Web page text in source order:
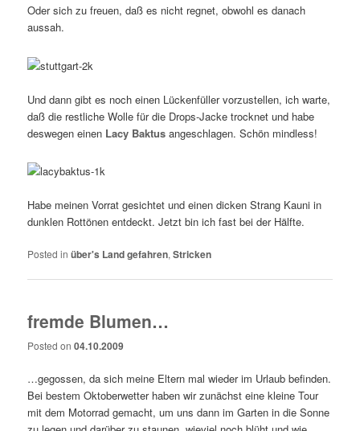
Oder sich zu freuen, daß es nicht regnet, obwohl es danach
aussah.
Und dann gibt es noch einen Lückenfüller vorzustellen, ich warte,
daß die restliche Wolle für die Drops-Jacke trocknet und habe
deswegen einen Lacy Baktus angeschlagen. Schön mindless!
Habe meinen Vorrat gesichtet und einen dicken Strang Kauni in
dunklen Rottönen entdeckt. Jetzt bin ich fast bei der Hälfte.
Posted in über's Land gefahren,Stricken
fremde Blumen…
Posted on04.10.2009
…gegossen, da sich meine Eltern mal wieder im Urlaub befinden.
Bei bestem Oktoberwetter haben wir zunächst eine kleine Tour
mit dem Motorrad gemacht, um uns dann im Garten in die Sonne